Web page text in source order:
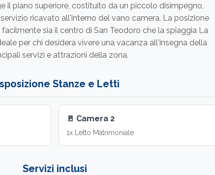
il piano superiore, costituito da un piccolo disimpegno,
ricavato all'interno del vano camera. La posizione
sia il centro di San Teodoro che la spiaggia La
per chi desidera vivere una vacanza all'insegna della
servizi e attrazioni della zona.
Stanze e Letti
🚪 Camera 2
1x Letto Matrimoniale
Servizi inclusi